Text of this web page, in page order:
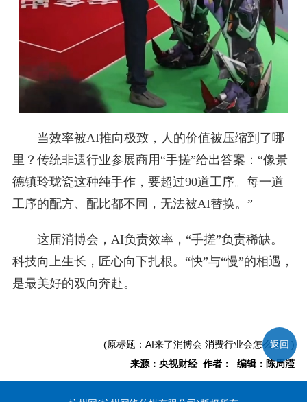
当效率被AI推向极致，人的价值被压缩到了哪
里？传统非遗行业参展商用“手搓”给出答案：“像景
德镇玲珑瓷这种纯手作，要超过90道工序。每一道
工序的配方、配比都不同，无法被AI替换。”
这届消博会，AI负责效率，“手搓”负责稀缺。
科技向上生长，匠心向下扎根。“快”与“慢”的相遇，
是最美好的双向奔赴。
(原标题：AI来了消博会 消费行业会怎么变？)
来源：央视财经 作者： 编辑：陈周滢
返回